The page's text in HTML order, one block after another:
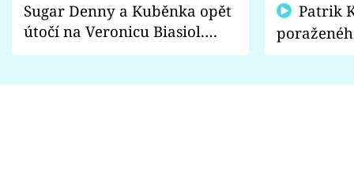
Sugar Denny a Kuběnka opět
útočí na Veronicu Biasiol.
Proč je podle nich falešná a
fanoušci